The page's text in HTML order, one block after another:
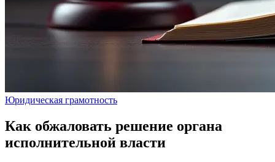
Юридическая грамотность
Как обжаловать решение органа
исполнительной власти